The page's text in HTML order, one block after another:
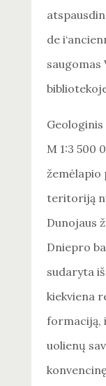
de
saugomas
Geologinis
M 1:3 500
žemėlapio
teritoriją
Dunojaus
Dniepro
sudaryta
kiekviena
formaciją,
uolienų